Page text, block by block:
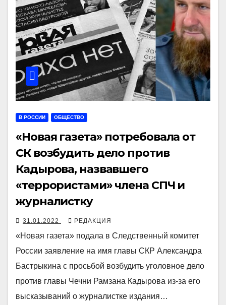
В РОССИИ ОБЩЕСТВО
«Новая газета» потребовала от
СК возбудить дело против
Кадырова, назвавшего
«террористами» члена СПЧ и
журналистку
31.01.2022 РЕДАКЦИЯ
«Новая газета» подала в Следственный комитет
России заявление на имя главы СКР Александра
Бастрыкина с просьбой возбудить уголовное дело
против главы Чечни Рамзана Кадырова из-за его
высказываний о журналистке издания…